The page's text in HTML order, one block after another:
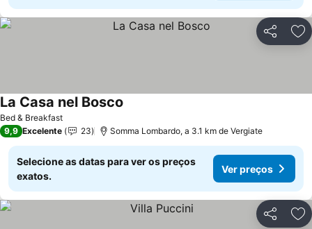
Partilhar
Bed & Breakfast
La Casa nel Bosco
9,9 Excelente 23 Somma Lombardo, a 3.1 km de Vergiate
Selecione as datas para ver os preços
exatos.
Ver preços
Partilhar